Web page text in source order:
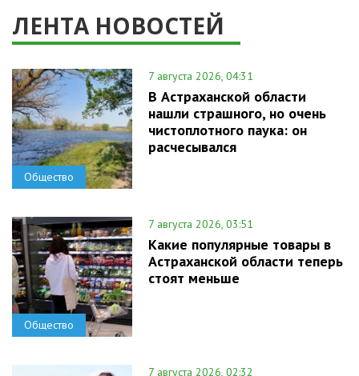
ЛЕНТА НОВОСТЕЙ
Общество
7 августа 2026, 04:31
В Астраханской области
нашли страшного, но очень
чистоплотного паука: он
расчесывался
Общество
7 августа 2026, 03:51
Какие популярные товары в
Астраханской области теперь
стоят меньше
7 августа 2026, 02:32